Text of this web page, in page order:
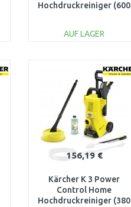
Hochdruckreiniger (600
AUF LAGER
Vergleichen
156,19 €
Kärcher K 3 Power
Control Home
Hochdruckreiniger (380